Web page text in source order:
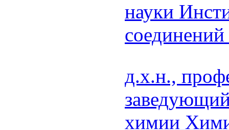
науки
д.х.н.,
химии